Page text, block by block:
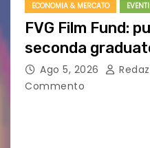
ECONOMIA & MERCATO
FVG Film Fund:
seconda
Ago 5, 2026
Commento